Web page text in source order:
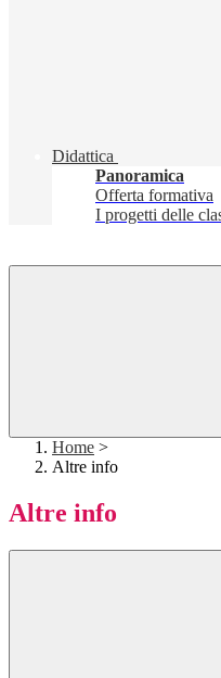
Didattica
Panoramica
Offerta formativa
I progetti delle
Home >
Altre info
Altre info